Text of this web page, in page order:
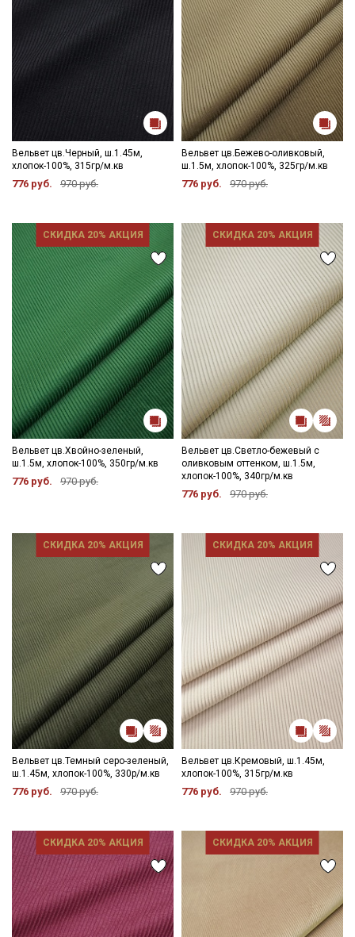
Вельвет цв.Черный, ш.1.45м,
хлопок-100%, 315гр/м.кв
776 руб. 970 руб.
Вельвет цв.Бежево-оливковый,
ш.1.5м, хлопок-100%, 325гр/м.кв
776 руб. 970 руб.
СКИДКА 20% АКЦИЯ
Вельвет цв.Хвойно-зеленый,
ш.1.5м, хлопок-100%, 350гр/м.кв
776 руб. 970 руб.
СКИДКА 20% АКЦИЯ
Вельвет цв.Светло-бежевый с
оливковым оттенком, ш.1.5м,
хлопок-100%, 340гр/м.кв
776 руб. 970 руб.
СКИДКА 20% АКЦИЯ
Вельвет цв.Темный серо-зеленый,
ш.1.45м, хлопок-100%, 330р/м.кв
776 руб. 970 руб.
СКИДКА 20% АКЦИЯ
Вельвет цв.Кремовый, ш.1.45м,
хлопок-100%, 315гр/м.кв
776 руб. 970 руб.
СКИДКА 20% АКЦИЯ СКИДКА 20% АКЦИЯ